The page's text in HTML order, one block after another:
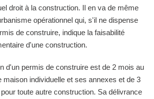
droit à la construction. Il en va de même
opérationnel qui, s'il ne dispense
de construire, indique la faisabilité
d'une construction.
d'un permis de construire est de 2 mois au
maison individuelle et ses annexes et de 3
toute autre construction. Sa délivrance